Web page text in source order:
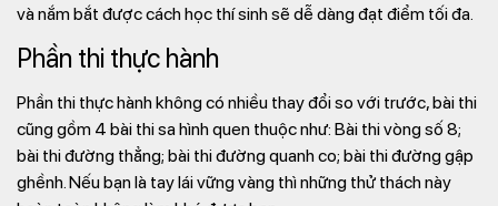
và nắm bắt được cách học thí sinh sẽ dễ dàng đạt điểm tối đa.
Phần thi thực hành
Phần thi thực hành không có nhiều thay đổi so với trước, bài thi
cũng gồm 4 bài thi sa hình quen thuộc như: Bài thi vòng số 8;
bài thi đường thẳng; bài thi đường quanh co; bài thi đường gập
ghềnh. Nếu bạn là tay lái vững vàng thì những thử thách này